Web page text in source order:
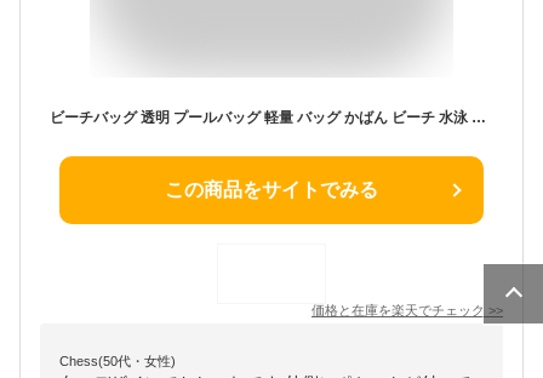
ビーチバッグ 透明 プールバッグ 軽量 バッグ かばん ビーチ 水泳 ジム 温泉 旅行 アウトドア用 運動 スポーツ 大容量 クリアーカラーバッグ スイミングバッグ 手提げバッグ クリアバッグ 収納 防水 ビニールバッグ レディース 女の子 ファッション 水泳バッグ 水着バッグ
この商品をサイトでみる
価格と在庫を楽天でチェック >>
Chess(50代・女性)